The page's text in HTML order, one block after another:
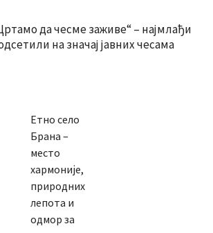
да чесме заживе“ – најмлађи
на значај јавних чесама
Етно село
Брана –
место
хармоније,
природних
лепота и
одмор за